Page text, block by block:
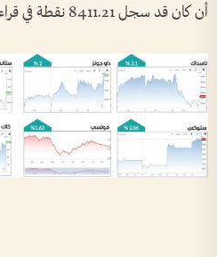
أن كان قد سجل 8411.21 نقطة في قراءته السابقة الأسبوع الماضي.